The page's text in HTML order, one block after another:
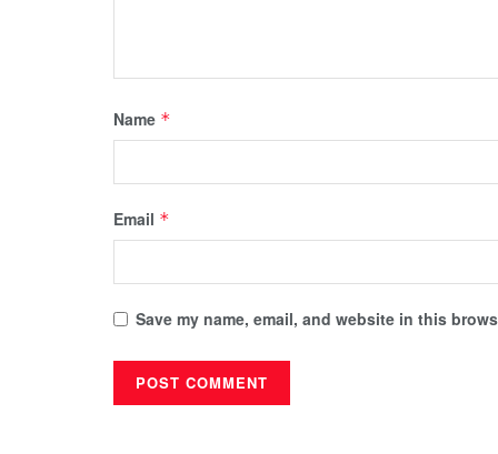
Name *
Email *
Save my name, email, and website in this